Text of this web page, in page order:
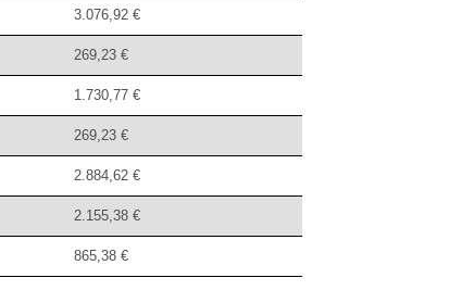
3.076,92 €
269,23 €
1.730,77 €
269,23 €
2.884,62 €
2.155,38 €
865,38 €